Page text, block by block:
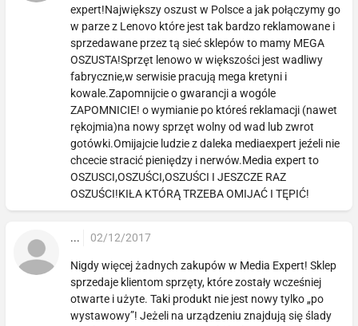
expert!Największy oszust w Polsce a jak połączymy go
w parze z Lenovo które jest tak bardzo reklamowane i
sprzedawane przez tą sieć sklepów to mamy MEGA
OSZUSTA!Sprzęt lenowo w większości jest wadliwy
fabrycznie,w serwisie pracują mega kretyni i
kowale.Zapomnijcie o gwarancji a wogóle
ZAPOMNICIE! o wymianie po któreś reklamacji (nawet
rękojmia)na nowy sprzęt wolny od wad lub zwrot
gotówki.Omijajcie ludzie z daleka mediaexpert jeźeli nie
chcecie stracić pieniędzy i nerwów.Media expert to
OSZUSCI,OSZUŚCI,OSZUŚCI I JESZCZE RAZ
OSZUŚCI!KIŁA KTÓRĄ TRZEBA OMIJAĆ I TĘPIĆ!
... 02/12/2017
Nigdy więcej żadnych zakupów w Media Expert! Sklep
sprzedaje klientom sprzęty, które zostały wcześniej
otwarte i użyte. Taki produkt nie jest nowy tylko „po
wystawowy”! Jeżeli na urządzeniu znajdują się ślady